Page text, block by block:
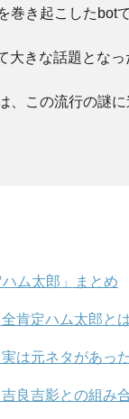
巻き起こしたbotで
大きな話題とな
、この流行の謎
ハム太郎」まとめ
全肯定ハム太郎と
実は元ネタがあっ
吉良吉影との組み